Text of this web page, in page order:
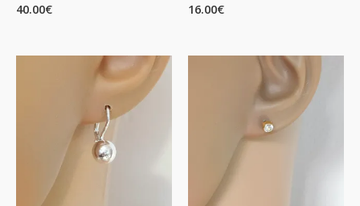
40.00€
16.00€
Plage
de
prix :
27.00€
à
Plage
de
prix :
13.50€